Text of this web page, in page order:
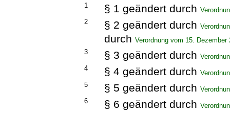
1 § 1 geändert durch
2
§ 2 geändert durch
durchVerordnung vom 15. Dezember
3
§ 3 geändert durch
4
§ 4 geändert durch
5
§ 5 geändert durch
6
§ 6 geändert durch